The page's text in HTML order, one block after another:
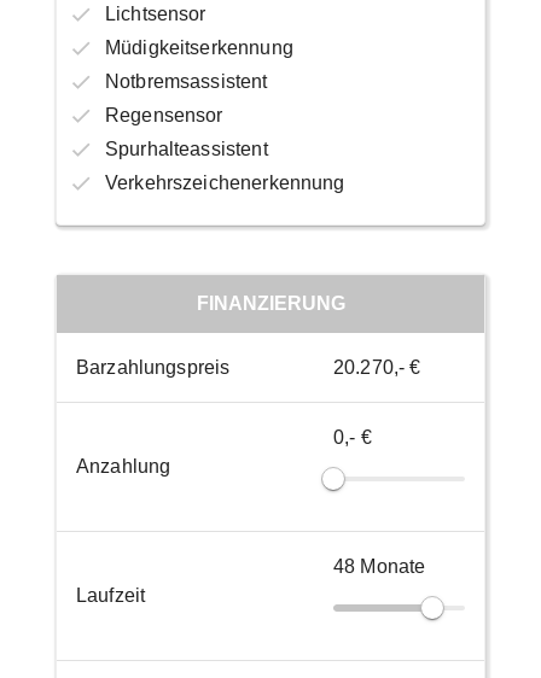
Lichtsensor
Müdigkeitserkennung
Notbremsassistent
Regensensor
Spurhalteassistent
Verkehrszeichenerkennung
FINANZIERUNG
Barzahlungspreis 20.270,- €
Anzahlung
0,- €
Laufzeit
48 Monate